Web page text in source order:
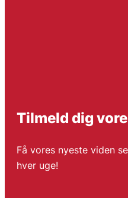
Tilmeld dig
Få vores nyeste viden
hver uge!